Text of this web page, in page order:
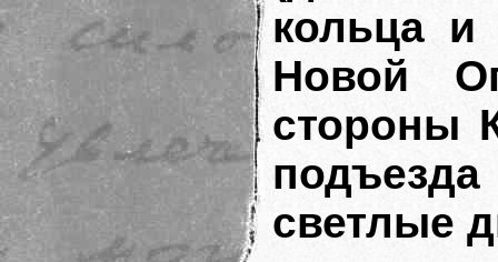
кольца и
Новой
стороны
светлые